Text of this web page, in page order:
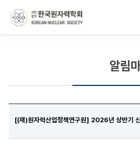
알림
[(재)원자력산업정책연구원] 2026년 상반기